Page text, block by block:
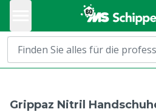
Grippaz Nitril